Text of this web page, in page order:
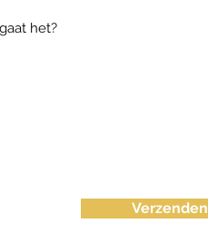
Verzenden